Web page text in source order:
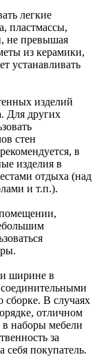
легкие
пластмассы,
не превышая
из керамики,
устанавливать
изделий
Для других
стен
в
изделия в
отдыха (над
и т.п.).
ширине в
сборке. В случаях
отличном
в наборы мебели
за
себя покупатель.